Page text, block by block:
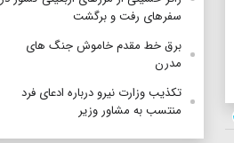
سفرهای رفت و برگشت
برق خط مقدم خاموش جنگ های
مدرن
تکذیب وزارت نیرو درباره ادعای فرد
منتسب به مشاور وزیر